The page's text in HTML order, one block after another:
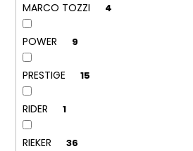
MARCO TOZZI 4
POWER 9
PRESTIGE 15
RIDER 1
RIEKER 36